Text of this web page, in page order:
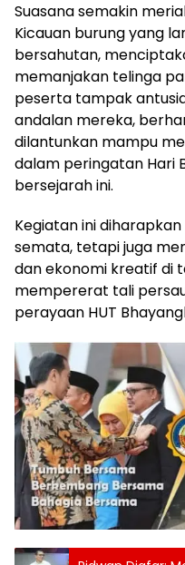
Suasana semakin
Kicauan burung yang
bersahutan,
memanjakan telinga
peserta tampak
andalan mereka,
dilantunkan mampu
dalam peringatan Hari
bersejarah ini.
Kegiatan ini
semata, tetapi juga
dan ekonomi kreatif di
mempererat tali
perayaan HUT